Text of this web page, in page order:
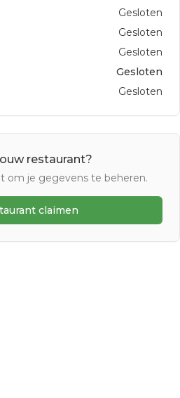
Gesloten
Gesloten
Gesloten
Gesloten
Gesloten
restaurant?
om je gegevens te beheren.
claimen